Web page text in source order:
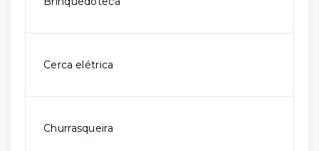
Cerca elétrica
Churrasqueira